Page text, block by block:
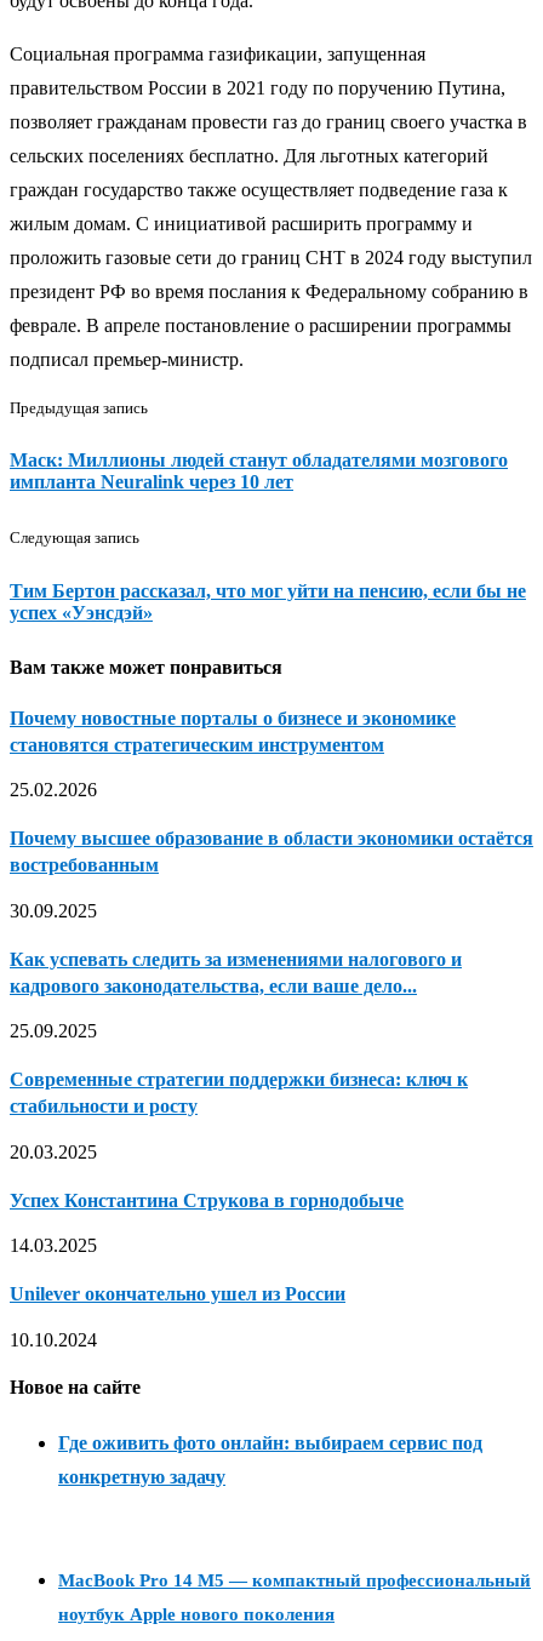
Социальная программа газификации, запущенная
правительством России в 2021 году по поручению Путина,
позволяет гражданам провести газ до границ своего участка в
сельских поселениях бесплатно. Для льготных категорий
граждан государство также осуществляет подведение газа к
жилым домам. С инициативой расширить программу и
проложить газовые сети до границ СНТ в 2024 году выступил
президент РФ во время послания к Федеральному собранию в
феврале. В апреле постановление о расширении программы
подписал премьер-министр.
Предыдущая запись
Маск: Миллионы людей станут обладателями мозгового
импланта Neuralink через 10 лет
Следующая запись
Тим Бертон рассказал, что мог уйти на пенсию, если бы не
успех «Уэнсдэй»
Вам также может понравиться
Почему новостные порталы о бизнесе и экономике
становятся стратегическим инструментом
25.02.2026
Почему высшее образование в области экономики остаётся
востребованным
30.09.2025
Как успевать следить за изменениями налогового и
кадрового законодательства, если ваше дело...
25.09.2025
Современные стратегии поддержки бизнеса: ключ к
стабильности и росту
20.03.2025
Успех Константина Струкова в горнодобыче
14.03.2025
Unilever окончательно ушел из России
10.10.2024
Новое на сайте
Где оживить фото онлайн: выбираем сервис под
конкретную задачу
MacBook Pro 14 M5 — компактный профессиональный
ноутбук Apple нового поколения